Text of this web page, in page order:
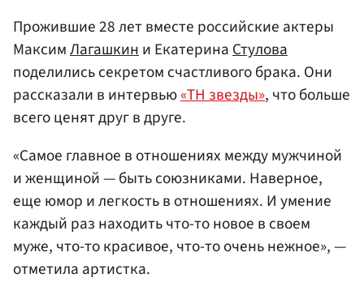
Прожившие 28 лет вместе российские актеры
МаксимЛагашкини ЕкатеринаСтулова
поделились секретом счастливого брака. Они
рассказали в интервью«ТН звезды», что больше
всего ценят друг в друге.
«Самое главное в отношениях между мужчиной
и женщиной — быть союзниками. Наверное,
еще юмор и легкость в отношениях. И умение
каждый раз находить что-то новое в своем
муже, что-то красивое, что-то очень нежное», —
отметила артистка.